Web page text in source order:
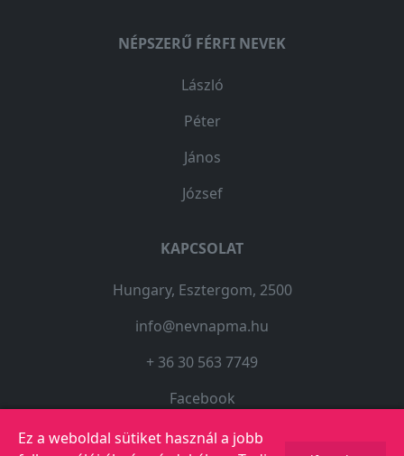
Ez a weboldal sütiket használ a jobb
NÉPSZERŰ FÉRFI NEVEK
László
Péter
János
József
KAPCSOLAT
Hungary, Esztergom, 2500
info@nevnapma.hu
+ 36 30 563 7749
Facebook